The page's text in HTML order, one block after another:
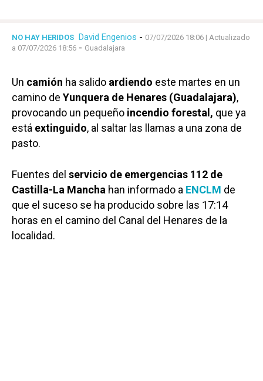
NO HAY HERIDOS David Engenios - 07/07/2026 18:06 | Actualizado
a 07/07/2026 18:56 - Guadalajara
Un camión ha salido ardiendo este martes en un
camino de Yunquera de Henares (Guadalajara),
provocando un pequeño incendio forestal, que ya
está extinguido, al saltar las llamas a una zona de
pasto.
Fuentes del servicio de emergencias 112 de
Castilla-La Mancha han informado a ENCLM de
que el suceso se ha producido sobre las 17:14
horas en el camino del Canal del Henares de la
localidad.